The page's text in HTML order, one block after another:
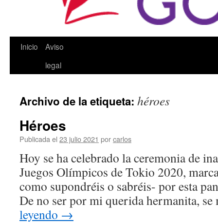
Inicio
Aviso
legal
Archivo de la etiqueta: héroes
Héroes
Publicada el 23 julio 2021 porcarlos
Hoy se ha celebrado la ceremonia de
Juegos Olímpicos de Tokio 2020,
como supondréis o sabréis- por esta
De no ser por mi querida hermanita,
leyendo →